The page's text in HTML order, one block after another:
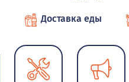
Доставка еды